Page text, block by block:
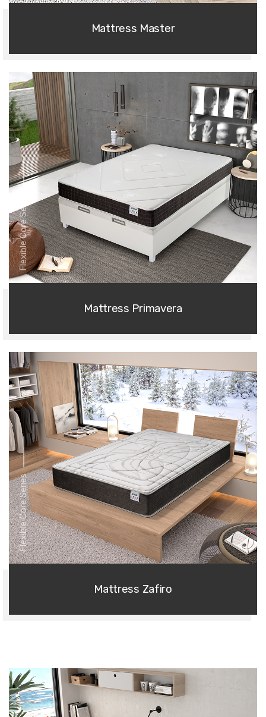
Mattress Master
Flexible Core Series
Mattress Primavera
Flexible Core Series
Mattress Zafiro